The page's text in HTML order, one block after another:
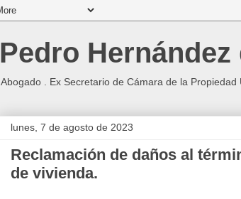
Pedro
Abogado . Ex Secretario de Cámara de la Propiedad
lunes, 7 de agosto de 2023
Reclamación de daños al
de vivienda.